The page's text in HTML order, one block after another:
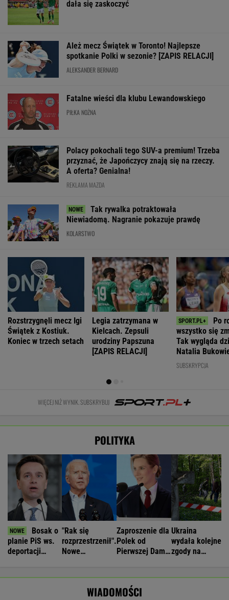
dała się zaskoczyć
Ależ mecz Świątek w Toronto! Najlepsze
spotkanie Polki w sezonie? [ZAPIS RELACJI]
ALEKSANDER BERNARD
Fatalne wieści dla klubu Lewandowskiego
PIŁKA NOŻNA
Polacy pokochali tego SUV-a premium! Trzeba
przyznać, że Japończycy znają się na rzeczy.
A oferta? Genialna!
REKLAMA MAZDA
Tak rywalka potraktowała
Niewiadomą. Nagranie pokazuje prawdę
KOLARSTWO
Rozstrzygnęli mecz Igi
Świątek z Kostiuk.
Koniec w trzech setach
Legia zatrzymana w
Kielcach. Zepsuli
urodziny Papszuna
[ZAPIS RELACJI]
Po
wszystko się
Tak wygląda
Natalia
SUBSKRYPCJA
WIĘCEJ NIŻ WYNIK. SUBSKRYBUJ
POLITYKA
Bosak o
planie PiS ws.
deportacji
"Rak się
rozprzestrzenił".
Nowe
Zaproszenie dla
Polek od
Pierwszej Damy.
Ukraina
wydała kolejne
zgody na
WIADOMOŚCI